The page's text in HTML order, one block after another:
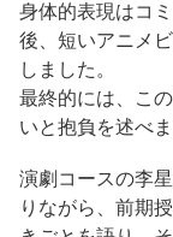
身体的表現はコ
後、短いアニメ
しました。
最終的には、こ
いと抱負を述べま
演劇コースの李
りながら、前期